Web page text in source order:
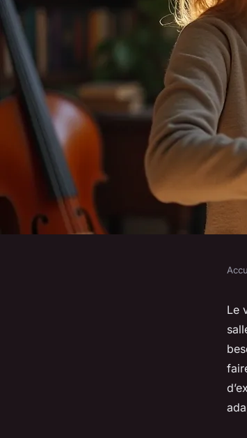
Des cours de
transforment
Le